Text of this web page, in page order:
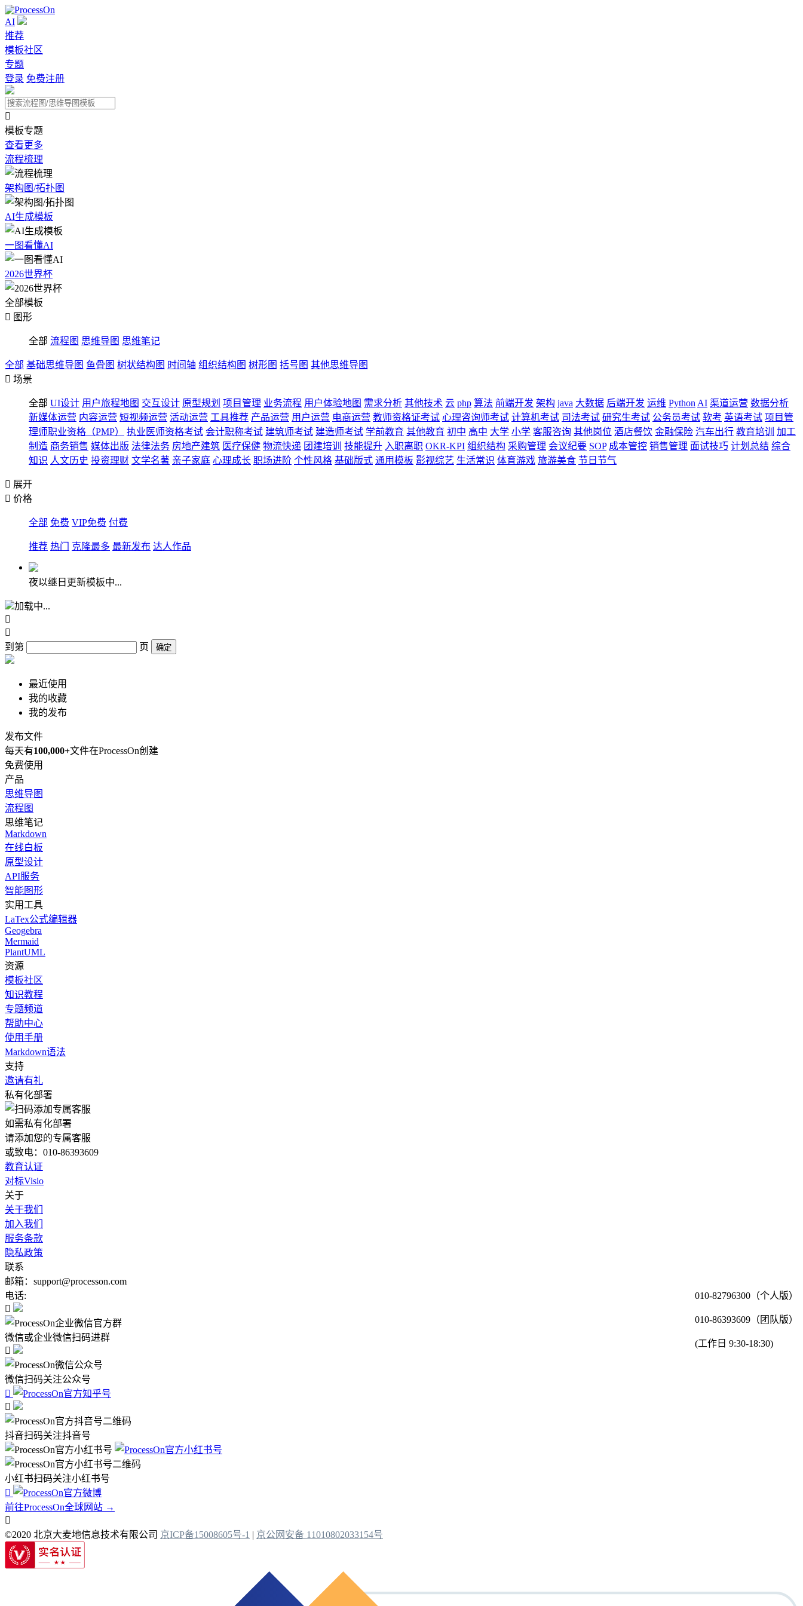
AI
推荐
模板社区
专题
登录 免费注册

模板专题
查看更多
流程梳理
架构图/拓扑图
AI生成模板
一图看懂AI
2026世界杯
全部模板
 图形
全部 流程图 思维导图 思维笔记
全部 基础思维导图 鱼骨图 树状结构图 时间轴 组织结构图 树形图 括号图 其他思维导图
 场景
全部 UI设计 用户旅程地图 交互设计 原型规划 项目管理 业务流程 用户体验地图 需求分析 其他技术 云 php 算法 前端开发 架构 java 大数据 后端开发 运维 Python AI 渠道运营 数据分析
新媒体运营 内容运营 短视频运营 活动运营 工具推荐 产品运营 用户运营 电商运营 教师资格证考试 心理咨询师考试 计算机考试 司法考试 研究生考试 公务员考试 软考 英语考试 项目管
理师职业资格（PMP）
执业医师资格考试 会计职称考试 建筑师考试 建造师考试 学前教育 其他教育 初中 高中 大学 小学 客服咨询 其他岗位 酒店餐饮 金融保险 汽车出行 教育培训
加工
制造 商务销售 媒体出版 法律法务 房地产建筑 医疗保健 物流快递 团建培训 技能提升 入职离职 OKR-KPI 组织结构 采购管理 会议纪要 SOP 成本管控 销售管理 面试技巧 计划总结 综合
知识 人文历史 投资理财 文学名著 亲子家庭 心理成长 职场进阶 个性风格 基础版式 通用模板 影视综艺 生活常识 体育游戏 旅游美食 节日节气
 展开
 价格
全部 免费 VIP免费 付费
推荐 热门 克隆最多 最新发布 达人作品
夜以继日更新模板中...
加载中...


到第
页 确定
最近使用
我的收藏
我的发布
发布文件
每天有100,000+文件在ProcessOn创建
免费使用
产品
思维导图
流程图
思维笔记
Markdown
在线白板
原型设计
API服务
智能图形
实用工具
LaTex公式编辑器
Geogebra
Mermaid
PlantUML
资源
模板社区
知识教程
专题频道
帮助中心
使用手册
Markdown语法
支持
邀请有礼
私有化部署
如需私有化部署
请添加您的专属客服
或致电：010-86393609
教育认证
对标Visio
关于
关于我们
加入我们
服务条款
隐私政策
联系
邮箱：support@processon.com
电话:
010-82796300（个人版）
010-86393609（团队版）
(工作日 9:30-18:30)

微信或企业微信扫码进群

微信扫码关注公众号


抖音扫码关注抖音号
小红书扫码关注小红书号

前往ProcessOn全球网站 →

©2020 北京大麦地信息技术有限公司 京ICP备15008605号-1 | 京公网安备 11010802033154号